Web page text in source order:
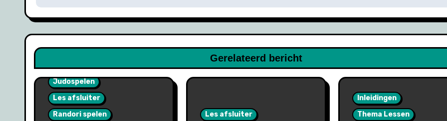
Gerelateerd bericht
Judospelen
Les afsluiter
Randori spelen
Les afsluiter
Inleidingen
Thema Lessen